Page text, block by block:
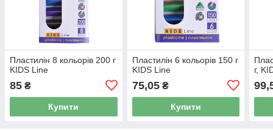
Пластилін 8 кольорів 200 г
KIDS Line
85 ₴
Купити
Пластилін 6 кольорів 150 г
KIDS Line
75,05₴
Купити
г,